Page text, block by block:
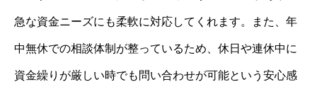
急な資金ニーズにも柔軟に対応してくれます。また、年
中無休での相談体制が整っているため、休日や連休中に
資金繰りが厳しい時でも問い合わせが可能という安心感